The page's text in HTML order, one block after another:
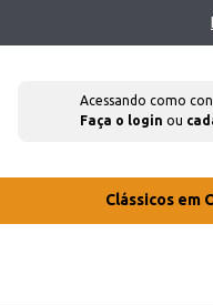
Acessando como
Faça o login ou
Clássicos em